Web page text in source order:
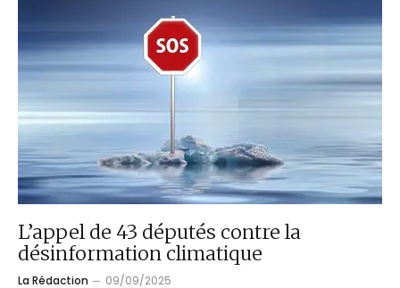
L’appel de 43 députés contre la
désinformation climatique
La Rédaction 09/09/2025